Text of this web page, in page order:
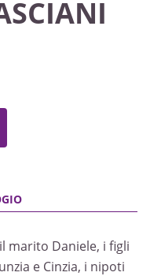
marito Daniele, i figli
e Cinzia, i nipoti